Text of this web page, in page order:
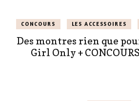
CONCOURS LES ACCESSOIRES
Des montres rien que
Girl Only +